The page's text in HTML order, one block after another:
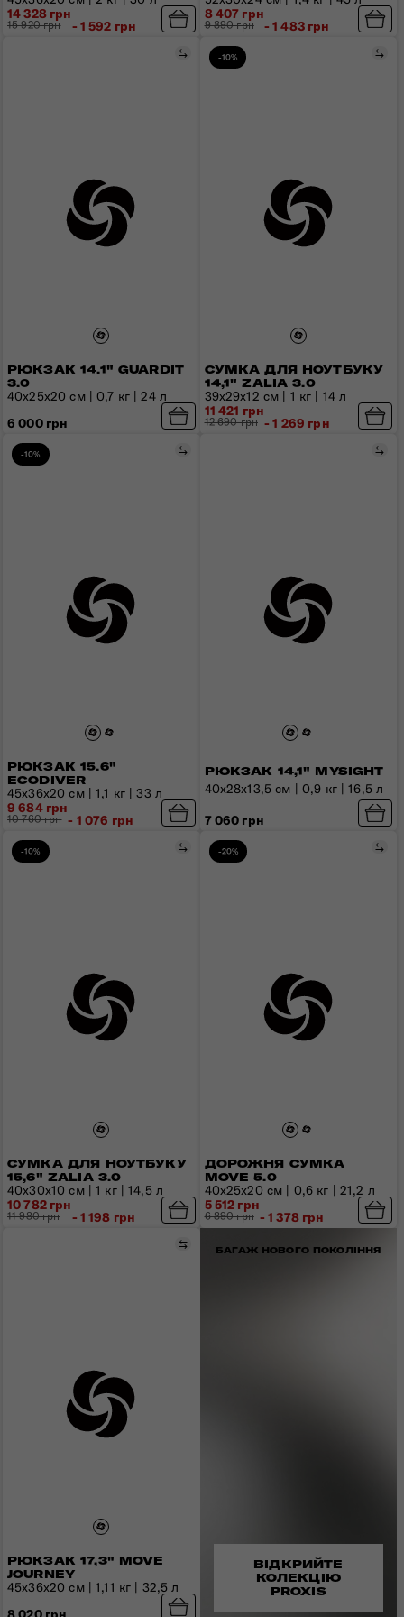
14 328 грн
15 920 грн - 1 592 грн
8 407 грн
9 890 грн - 1 483 грн
РЮКЗАК 14.1" GUARDIT
3.0
Порівняти
40х25х20 см | 0,7 кг | 24 л
6 000 грн
-10%
СУМКА ДЛЯ НОУТБУКУ
14,1" ZALIA 3.0
39x29x12 см | 1 кг | 14 л
11 421 грн
12 690 грн - 1 269 грн
-10%
РЮКЗАК 15.6"
ECODIVER
Порівняти
45х36х20 см | 1,1 кг | 33 л
9 684 грн
10 760 грн - 1 076 грн
РЮКЗАК 14,1" MYSIGHT
40x28x13,5 см | 0,9 кг | 16,5 л
7 060 грн
-10%
СУМКА ДЛЯ НОУТБУКУ
15,6" ZALIA 3.0
Порівняти
40x30x10 см | 1 кг | 14,5 л
10 782 грн
11 980 грн - 1 198 грн
-20%
ДОРОЖНЯ СУМКА
MOVE 5.0
40х25х20 см | 0,6 кг | 21,2 л
5 512 грн
6 890 грн - 1 378 грн
РЮКЗАК 17,3" MOVE
JOURNEY
Порівняти
45х36х20 см | 1,11 кг | 32,5 л
БАГАЖ НОВОГО ПОКОЛІННЯ
ВІДКРИЙТЕ
КОЛЕКЦІЮ
PROXIS